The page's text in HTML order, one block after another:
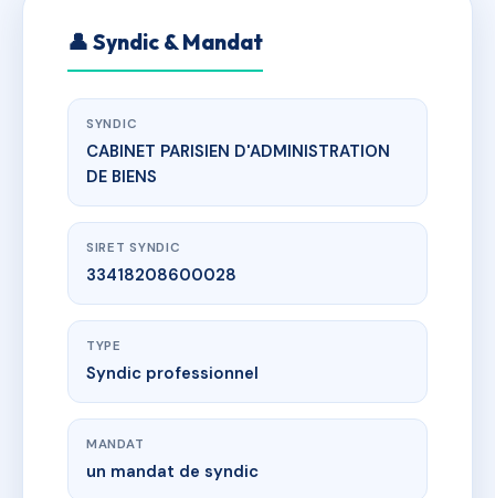
👤 Syndic & Mandat
SYNDIC
CABINET PARISIEN D'ADMINISTRATION
DE BIENS
SIRET SYNDIC
33418208600028
TYPE
Syndic professionnel
MANDAT
un mandat de syndic